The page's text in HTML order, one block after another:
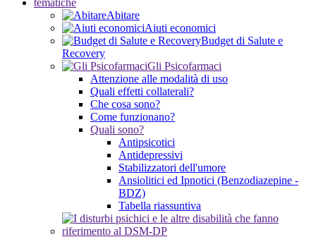
tematiche
Abitare
Aiuti economici
Budget di Salute e
Recovery
Gli Psicofarmaci
Attenzione alle modalità di uso
Quali effetti collaterali?
Che cosa sono?
Come funzionano?
Quali sono?
Antipsicotici
Antidepressivi
Stabilizzatori dell'umore
Ansiolitici ed Ipnotici (Benzodiazepine -
BDZ)
Tabella riassuntiva